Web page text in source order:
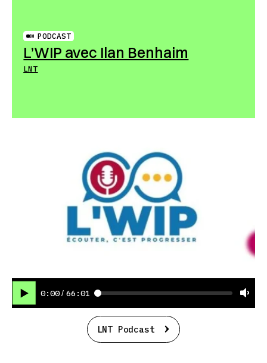
PODCAST
L’WIP avec Ilan Benhaim
LNT
0:00 / 66:01
LNT Podcast